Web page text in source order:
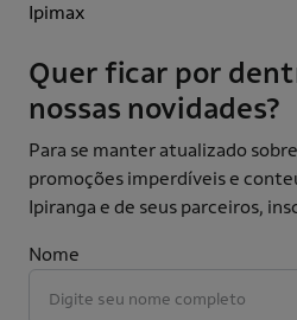
Ipimax
Quer ficar por
nossas novidades?
Para se manter atualizado
promoções imperdíveis e
Ipiranga e de seus parceiros,
Nome